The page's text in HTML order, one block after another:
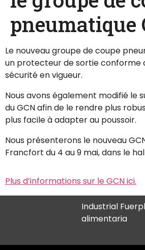
pneumatique
Le nouveau groupe de coupe
un protecteur de sortie conforme
sécurité en vigueur.
Nous avons également modifié le
du GCN afin de le rendre plus
plus facile à adapter au poussoir.
Nous présenterons le nouveau
Francfort du 4 au 9 mai, dans le
Plus d’informations sur le GCN ici.
Industrial
alimentaria